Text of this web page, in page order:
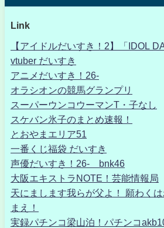
Link
【アイドルだいすき！2】「IDOL
vtuber だいすき
アニメだいすき！26-
オラシオンの競馬グランプリ
スーパーウンコウーマンT・子なし
スケバン氷子のまとめ速報！
とおやまエリア51
一番くじ福袋 だいすき
声優だいすき！26- bnk46
大阪エキストラNOTE！芸能情報局
天にまします我らが父よ！ 願わく
まえ！
実録パチンコ梁山泊！パチンコ